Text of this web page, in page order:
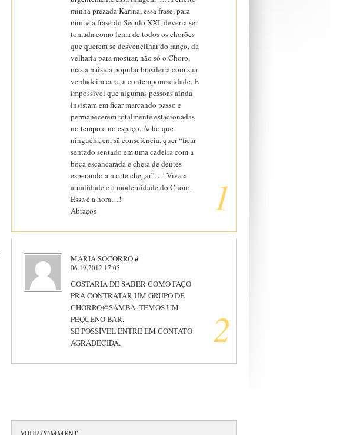
1
minha prezada Karina, essa frase, para
mim é a frase do Seculo XXI, deveria ser
tomada como lema de todos os chorões
que querem se desvencilhar do ranço, da
velharia para mostrar, não só o Choro,
mas a música popular brasileira com sua
verdadeira cara, a contemporaneidade. É
impossível que algumas pessoas ainda
insistam em ficar marcando passo e
permanecerem totalmente estacionadas
no tempo e no espaço. Acho que
ninguém, em sã consciência, quer “ficar
sentado sentado em uma cadeira com a
boca escancarada e cheia de dentes
esperando a morte chegar”…! Viva a
atualidade e a modernidade do Choro.
Essa é a hora…!
Abraços
MARIA SOCORRO#
06.19.2012 17:05
2
GOSTARIA DE SABER COMO FAÇO
PRA CONTRATAR UM GRUPO DE
CHORRO@SAMBA. TEMOS UM
PEQUENO BAR.
SE POSSÍVEL ENTRE EM CONTATO
AGRADECIDA.